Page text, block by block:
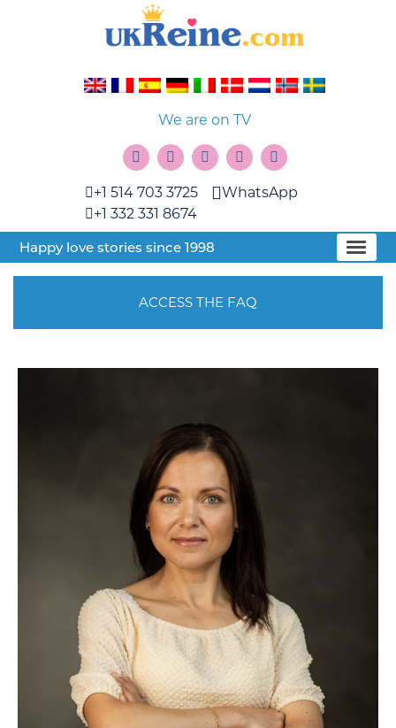
We are on TV
+1 514 703 3725
+1 332 331 8674
WhatsApp
Happy love stories since 1998
ACCESS THE FAQ